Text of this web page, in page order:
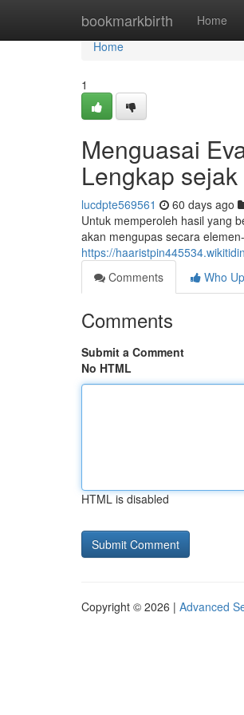
bookmarkbirth Home
Home
Home
1
Menguasai
Lengkap sejak
lucdpte569561 60 days ago
Untuk memperoleh hasil yang
akan mengupas secara
https://
Comments
Who
Comments
Submit a Comment
No HTML
HTML is disabled
Copyright © 2026 | Advanced